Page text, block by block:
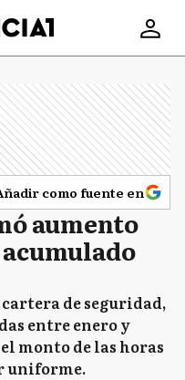
como fuente en
aumento
de seguridad,
entre enero y
monto de las horas
uniforme.